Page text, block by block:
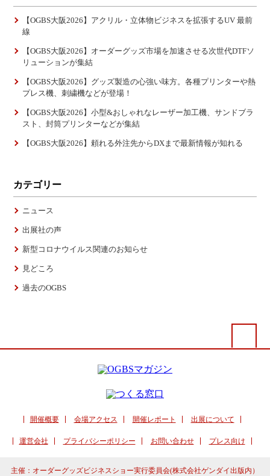
【OGBS大阪2026】アクリル・立体物ビジネスを拡張するUV 最前
線
【OGBS大阪2026】オーダーグッズ市場を加速させる次世代DTFソ
リューションが集結
【OGBS大阪2026】グッズ製造の心強い味方。各種プリンターや熱
プレス機、刺繍機などが登場！
【OGBS大阪2026】小型&おしゃれなレーザー加工機、サンドブラ
スト、封筒プリンターなどが集結
【OGBS大阪2026】頼れる外注先からDXまで最新情報が知れる
カテゴリー
ニュース
出展社の声
新型コロナウイルス関連のお知らせ
見どころ
過去のOGBS
開催概要 会場アクセス 開催レポート 出展について
運営会社 プライバシーポリシー お問い合わせ プレス向け
主催：オーダーグッズビジネスショー実行委員会(株式会社ゲンダイ出版内）